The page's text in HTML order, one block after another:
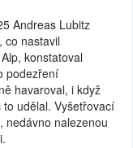
Andreas Lubitz
co nastavil
konstatoval
podezření
havaroval, i když
udělal. Vyšetřovací
nedávno nalezenou